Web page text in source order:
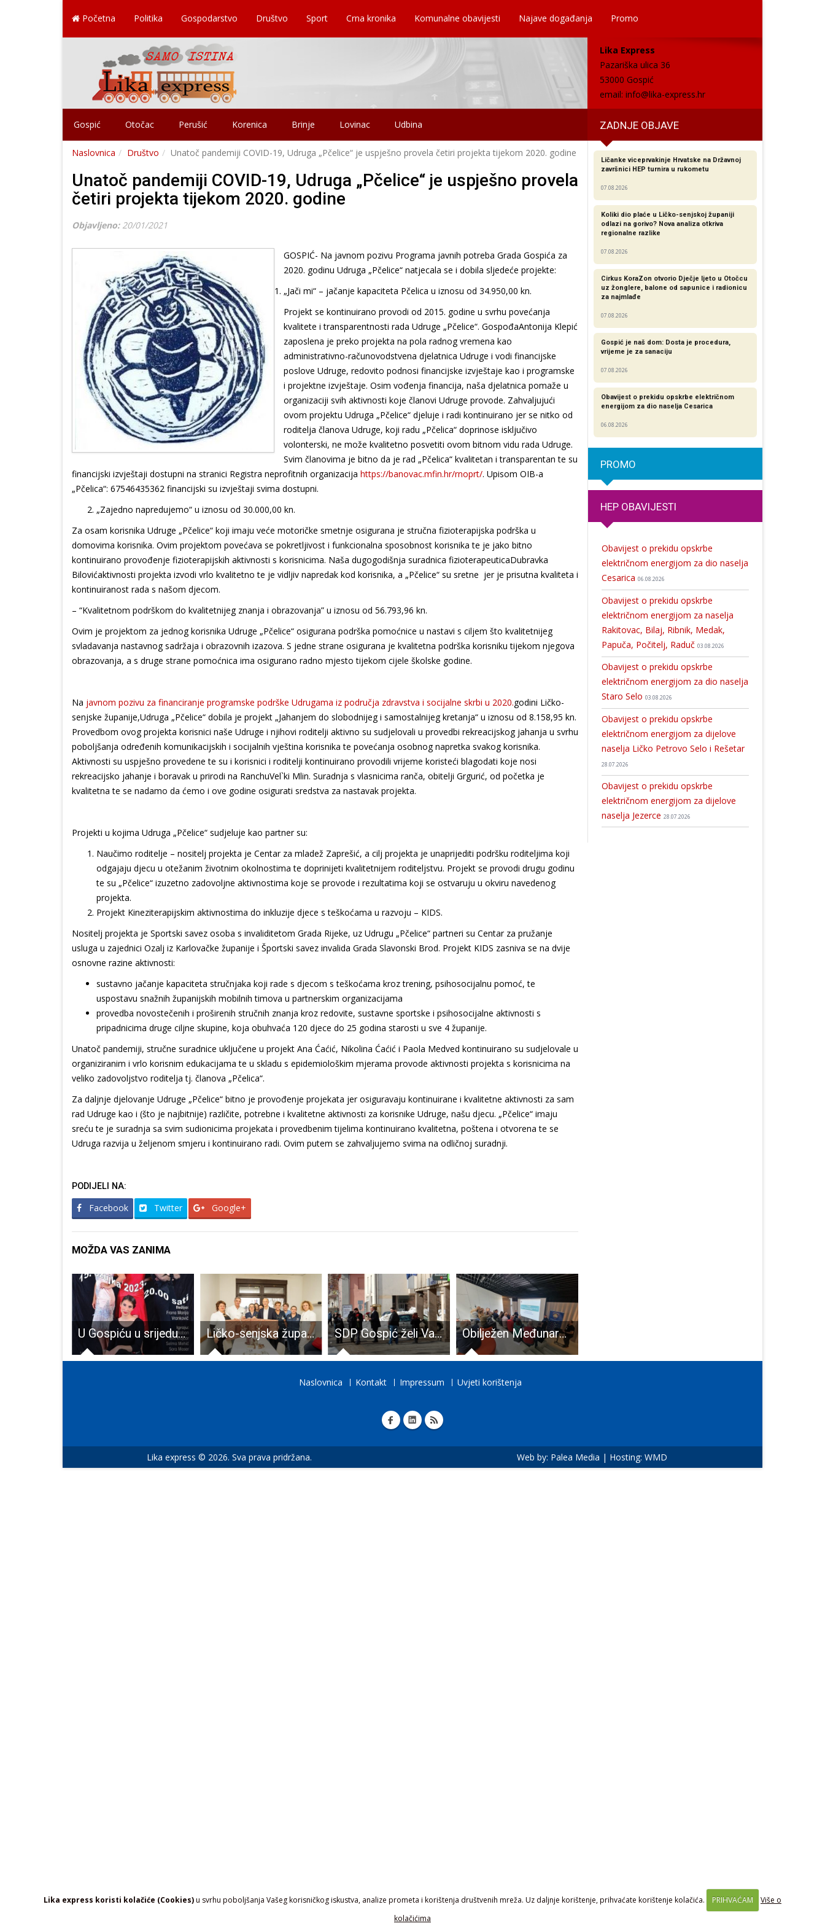
Lika express koristi kolačiće (Cookies)u svrhu poboljšanja Vašeg korisničkog iskustva, analize prometa i korištenja društvenih mreža. Uz daljnje korištenje, prihvaćate korištenje kolačića. PRIHVAĆAM
Više o
kolačićima
Početna Politika Gospodarstvo Društvo Sport Crna kronika Komunalne obavijesti Najave događanja Promo
Lika Express
Pazariška ulica 36
53000 Gospić
email: info@lika-express.hr
Gospić Otočac Perušić Korenica Brinje Lovinac Udbina ZADNJE OBJAVE
Naslovnica Društvo Unatoč pandemiji COVID-19, Udruga „Pčelice“ je uspješno provela četiri projekta tijekom 2020. godine
Unatoč pandemiji COVID-19, Udruga „Pčelice“ je uspješno provela
četiri projekta tijekom 2020. godine
Objavljeno: 20/01/2021
GOSPIĆ- Na javnom pozivu Programa javnih potreba Grada Gospića za
2020. godinu Udruga „Pčelice“ natjecala se i dobila sljedeće projekte:
„Jači mi“ – jačanje kapaciteta Pčelica u iznosu od 34.950,00 kn.
Projekt se kontinuirano provodi od 2015. godine u svrhu povećanja
kvalitete i transparentnosti rada Udruge „Pčelice“. GospođaAntonija Klepić
zaposlena je preko projekta na pola radnog vremena kao
administrativno-računovodstvena djelatnica Udruge i vodi financijske
poslove Udruge, redovito podnosi financijske izvještaje kao i programske
i projektne izvještaje. Osim vođenja financija, naša djelatnica pomaže u
organizaciji svih aktivnosti koje članovi Udruge provode. Zahvaljujući
ovom projektu Udruga „Pčelice“ djeluje i radi kontinuirano jer se nitko od
roditelja članova Udruge, koji radu „Pčelica“ doprinose isključivo
volonterski, ne može kvalitetno posvetiti ovom bitnom vidu rada Udruge.
Svim članovima je bitno da je rad „Pčelica“ kvalitetan i transparentan te su
financijski izvještaji dostupni na stranici Registra neprofitnih organizacija https://banovac.mfin.hr/rnoprt/. Upisom OIB-a
„Pčelica“: 67546435362 financijski su izvještaji svima dostupni.
„Zajedno napredujemo“ u iznosu od 30.000,00 kn.
Za osam korisnika Udruge „Pčelice“ koji imaju veće motoričke smetnje osigurana je stručna fizioterapijska podrška u
domovima korisnika. Ovim projektom povećava se pokretljivost i funkcionalna sposobnost korisnika te je jako bitno
kontinuirano provođenje fizioterapijskih aktivnosti s korisnicima. Naša dugogodišnja suradnica fizioterapeuticaDubravka
Bilovićaktivnosti projekta izvodi vrlo kvalitetno te je vidljiv napredak kod korisnika, a „Pčelice“ su sretne jer je prisutna kvaliteta i
kontinuiranost rada s našom djecom.
– “Kvalitetnom podrškom do kvalitetnijeg znanja i obrazovanja” u iznosu od 56.793,96 kn.
Ovim je projektom za jednog korisnika Udruge „Pčelice“ osigurana podrška pomoćnice u nastavi s ciljem što kvalitetnijeg
svladavanja nastavnog sadržaja i obrazovnih izazova. S jedne strane osigurana je kvalitetna podrška korisniku tijekom njegova
obrazovanja, a s druge strane pomoćnica ima osigurano radno mjesto tijekom cijele školske godine.
Na javnom pozivu za financiranje programske podrške Udrugama iz područja zdravstva i socijalne skrbi u 2020.godini Ličko-
senjske županije,Udruga „Pčelice“ dobila je projekt „Jahanjem do slobodnijeg i samostalnijeg kretanja“ u iznosu od 8.158,95 kn.
Provedbom ovog projekta korisnici naše Udruge i njihovi roditelji aktivno su sudjelovali u provedbi rekreacijskog jahanja u svrhu
poboljšanja određenih komunikacijskih i socijalnih vještina korisnika te povećanja osobnog napretka svakog korisnika.
Aktivnosti su uspješno provedene te su i korisnici i roditelji kontinuirano provodili vrijeme koristeći blagodati koje nosi
rekreacijsko jahanje i boravak u prirodi na RanchuVel`ki Mlin. Suradnja s vlasnicima ranča, obitelji Grgurić, od početka je
kvalitetna te se nadamo da ćemo i ove godine osigurati sredstva za nastavak projekta.
Projekti u kojima Udruga „Pčelice“ sudjeluje kao partner su:
Naučimo roditelje – nositelj projekta je Centar za mladež Zaprešić, a cilj projekta je unaprijediti podršku roditeljima koji
odgajaju djecu u otežanim životnim okolnostima te doprinijeti kvalitetnijem roditeljstvu. Projekt se provodi drugu godinu
te su „Pčelice“ izuzetno zadovoljne aktivnostima koje se provode i rezultatima koji se ostvaruju u okviru navedenog
projekta.
Projekt Kineziterapijskim aktivnostima do inkluzije djece s teškoćama u razvoju – KIDS.
Nositelj projekta je Sportski savez osoba s invaliditetom Grada Rijeke, uz Udrugu „Pčelice“ partneri su Centar za pružanje
usluga u zajednici Ozalj iz Karlovačke županije i Športski savez invalida Grada Slavonski Brod. Projekt KIDS zasniva se na dvije
osnovne razine aktivnosti:
sustavno jačanje kapaciteta stručnjaka koji rade s djecom s teškoćama kroz trening, psihosocijalnu pomoć, te
uspostavu snažnih županijskih mobilnih timova u partnerskim organizacijama
provedba novostečenih i proširenih stručnih znanja kroz redovite, sustavne sportske i psihosocijalne aktivnosti s
pripadnicima druge ciljne skupine, koja obuhvaća 120 djece do 25 godina starosti u sve 4 županije.
Unatoč pandemiji, stručne suradnice uključene u projekt Ana Ćaćić, Nikolina Ćaćić i Paola Medved kontinuirano su sudjelovale u
organiziranim i vrlo korisnim edukacijama te u skladu s epidemiološkim mjerama provode aktivnosti projekta s korisnicima na
veliko zadovoljstvo roditelja tj. članova „Pčelica“.
Za daljnje djelovanje Udruge „Pčelice“ bitno je provođenje projekata jer osiguravaju kontinuirane i kvalitetne aktivnosti za sam
rad Udruge kao i (što je najbitnije) različite, potrebne i kvalitetne aktivnosti za korisnike Udruge, našu djecu. „Pčelice“ imaju
sreću te je suradnja sa svim sudionicima projekata i provedbenim tijelima kontinuirano kvalitetna, poštena i otvorena te se
Udruga razvija u željenom smjeru i kontinuirano radi. Ovim putem se zahvaljujemo svima na odličnoj suradnji.
PODIJELI NA:
Facebook Twitter Google+
MOŽDA VAS ZANIMA
U Gospiću u srijedu uživajte u hit predstavi: “I živjele su sretno”! Ličko-senjska županija donirala dva televizora ginekološkom odjelu Opće bolnice Gospić SDP Gospić želi Vam sretan Dan žena!!! Obilježen Međunarodni dan smanjenja rizika od katastrofa – SROK
Ličanke viceprvakinje Hrvatske na Državnoj
završnici HEP turnira u rukometu
07.08.2026
Koliki dio plaće u Ličko-senjskoj županiji
odlazi na gorivo? Nova analiza otkriva
regionalne razlike​
07.08.2026
Cirkus KoraZon otvorio Dječje ljeto u Otočcu
uz žonglere, balone od sapunice i radionicu
za najmlađe
07.08.2026
Gospić je naš dom: Dosta je procedura,
vrijeme je za sanaciju
07.08.2026
Obavijest o prekidu opskrbe električnom
energijom za dio naselja Cesarica
06.08.2026
PROMO
HEP OBAVIJESTI
Obavijest o prekidu opskrbe
električnom energijom za dio naselja
Cesarica 06.08.2026
Obavijest o prekidu opskrbe
električnom energijom za naselja
Rakitovac, Bilaj, Ribnik, Medak,
Papuča, Počitelj, Raduč 03.08.2026
Obavijest o prekidu opskrbe
električnom energijom za dio naselja
Staro Selo 03.08.2026
Obavijest o prekidu opskrbe
električnom energijom za dijelove
naselja Ličko Petrovo Selo i Rešetar
28.07.2026
Obavijest o prekidu opskrbe
električnom energijom za dijelove
naselja Jezerce 28.07.2026
Naslovnica Kontakt Impressum Uvjeti korištenja
Lika express © 2026. Sva prava pridržana. Web by: Palea Media | Hosting: WMD